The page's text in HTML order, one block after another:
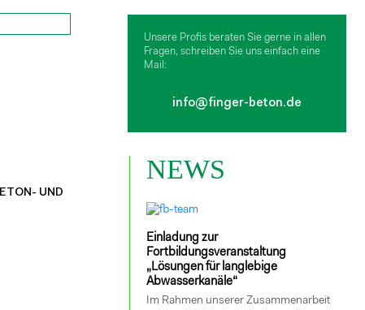
Unsere Profis beraten Sie gerne in allen
Fragen, schreiben Sie uns einfach eine
Mail:
info@finger-beton.de
UND
NEWS
Einladung zur
Fortbildungsveranstaltung
„Lösungen für langlebige
Abwasserkanäle“
Im Rahmen unserer Zusammenarbeit